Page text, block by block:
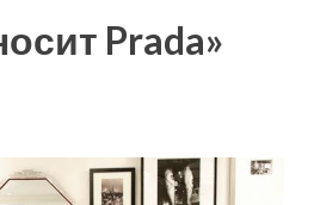
Prada»